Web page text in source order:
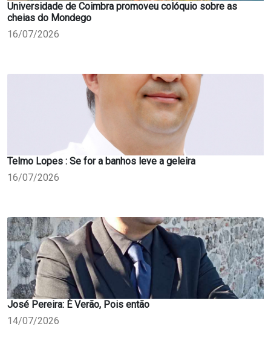
Universidade de Coimbra promoveu colóquio sobre as
cheias do Mondego
16/07/2026
Telmo Lopes : Se for a banhos leve a geleira
16/07/2026
José Pereira: È Verão, Pois então
14/07/2026